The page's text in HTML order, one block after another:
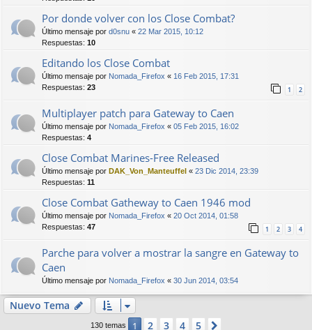
Por donde volver con los Close Combat?
Último mensaje por d0snu « 22 Mar 2015, 10:12
Respuestas: 10
Editando los Close Combat
Último mensaje por Nomada_Firefox « 16 Feb 2015, 17:31
Respuestas: 23 1 2
Multiplayer patch para Gateway to Caen
Último mensaje por Nomada_Firefox « 05 Feb 2015, 16:02
Respuestas: 4
Close Combat Marines-Free Released
Último mensaje por DAK_Von_Manteuffel « 23 Dic 2014, 23:39
Respuestas: 11
Close Combat Gatheway to Caen 1946 mod
Último mensaje por Nomada_Firefox « 20 Oct 2014, 01:58
Respuestas: 47 1 2 3 4
Parche para volver a mostrar la sangre en Gateway to
Caen
Último mensaje por Nomada_Firefox « 30 Jun 2014, 03:54
Nuevo Tema
130 temas 1 2 3 4 5